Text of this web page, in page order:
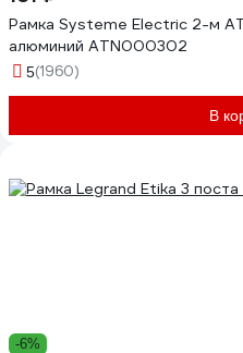
Рамка Systeme Electric 2-м
алюминий ATN000302
5(1960)
В
-6%